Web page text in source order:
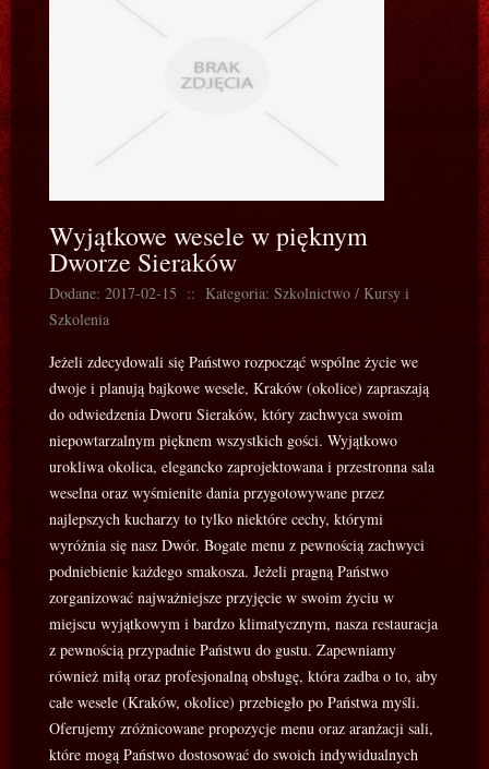
Wyjątkowe wesele w pięknym
Dworze Sieraków
Dodane: 2017-02-15 :: Kategoria: Szkolnictwo / Kursy i
Szkolenia
Jeżeli zdecydowali się Państwo rozpocząć wspólne życie we
dwoje i planują bajkowe wesele, Kraków (okolice) zapraszają
do odwiedzenia Dworu Sieraków, który zachwyca swoim
niepowtarzalnym pięknem wszystkich gości. Wyjątkowo
urokliwa okolica, elegancko zaprojektowana i przestronna sala
weselna oraz wyśmienite dania przygotowywane przez
najlepszych kucharzy to tylko niektóre cechy, którymi
wyróżnia się nasz Dwór. Bogate menu z pewnością zachwyci
podniebienie każdego smakosza. Jeżeli pragną Państwo
zorganizować najważniejsze przyjęcie w swoim życiu w
miejscu wyjątkowym i bardzo klimatycznym, nasza restauracja
z pewnością przypadnie Państwu do gustu. Zapewniamy
również miłą oraz profesjonalną obsługę, która zadba o to, aby
całe wesele (Kraków, okolice) przebiegło po Państwa myśli.
Oferujemy zróżnicowane propozycje menu oraz aranżacji sali,
które mogą Państwo dostosować do swoich indywidualnych